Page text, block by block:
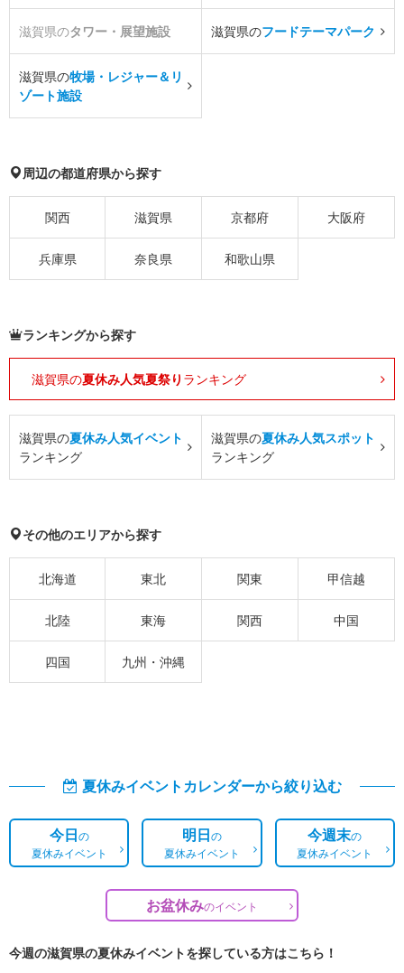
滋賀県のタワー・展望施設 滋賀県のフードテーマパーク
滋賀県の牧場・レジャー＆リ
ゾート施設
周辺の都道府県から探す
関西 滋賀県 京都府 大阪府
兵庫県 奈良県 和歌山県
ランキングから探す
滋賀県の夏休み人気夏祭り ランキング
滋賀県の夏休み人気イベント
ランキング
滋賀県の夏休み人気スポット
ランキング
その他のエリアから探す
北海道 東北 関東 甲信越
北陸 東海 関西 中国
四国 九州・沖縄
夏休みイベントカレンダーから絞り込む
今日の
夏休みイベント
明日の
夏休みイベント
今週末の
夏休みイベント
お盆休みのイベント
今週の滋賀県の夏休みイベントを探している方はこちら！